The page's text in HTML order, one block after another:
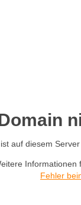
auf diesem
Informationen
Fehler